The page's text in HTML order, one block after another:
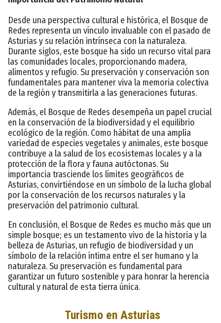
Desde una perspectiva cultural e histórica, el Bosque de
Redes representa un vínculo invaluable con el pasado de
Asturias y su relación intrínseca con la naturaleza.
Durante siglos, este bosque ha sido un recurso vital para
las comunidades locales, proporcionando madera,
alimentos y refugio. Su preservación y conservación son
fundamentales para mantener viva la memoria colectiva
de la región y transmitirla a las generaciones futuras.
Además, el Bosque de Redes desempeña un papel crucial
en la conservación de la biodiversidad y el equilibrio
ecológico de la región. Como hábitat de una amplia
variedad de especies vegetales y animales, este bosque
contribuye a la salud de los ecosistemas locales y a la
protección de la flora y fauna autóctonas. Su
importancia trasciende los límites geográficos de
Asturias, convirtiéndose en un símbolo de la lucha global
por la conservación de los recursos naturales y la
preservación del patrimonio cultural.
En conclusión, el Bosque de Redes es mucho más que un
simple bosque; es un testamento vivo de la historia y la
belleza de Asturias, un refugio de biodiversidad y un
símbolo de la relación íntima entre el ser humano y la
naturaleza. Su preservación es fundamental para
garantizar un futuro sostenible y para honrar la herencia
cultural y natural de esta tierra única.